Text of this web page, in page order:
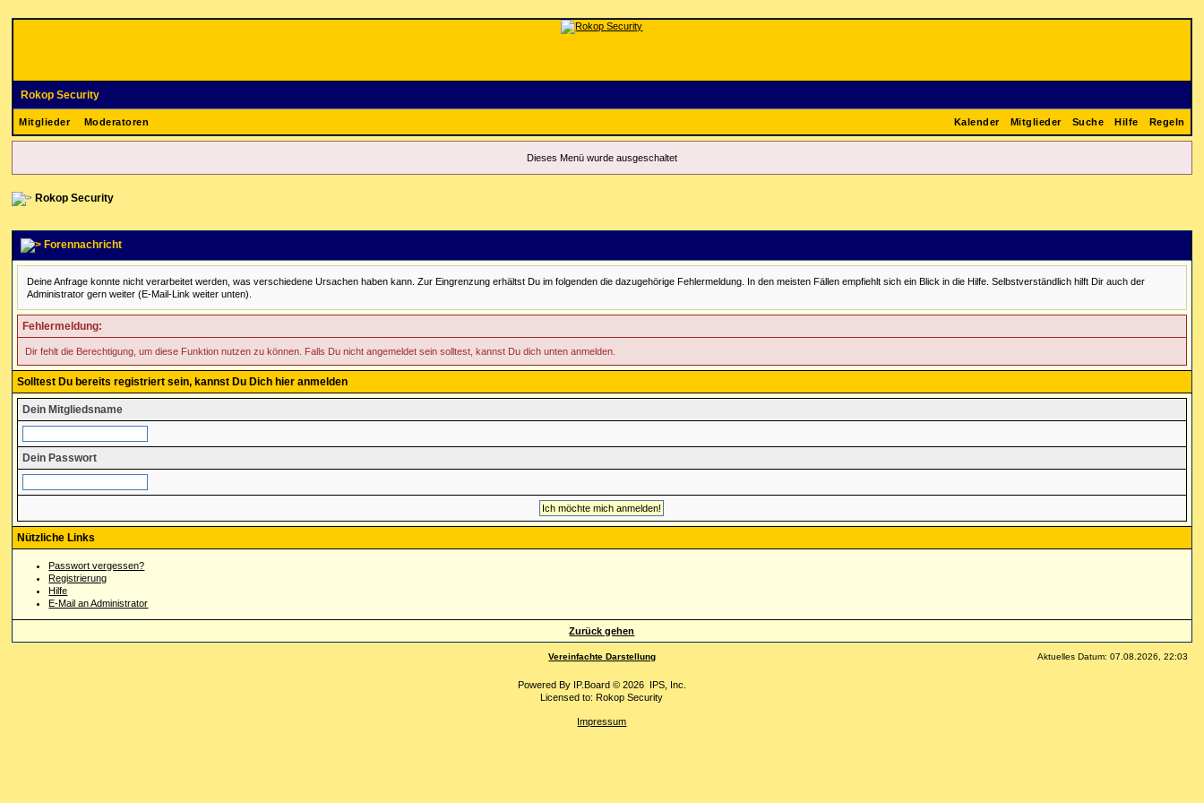
Rokop Security
Mitglieder Moderatoren Regeln
Hilfe
Suche
Mitglieder
Kalender
Dieses Menü wurde ausgeschaltet
Rokop Security
Forennachricht
Deine Anfrage konnte nicht verarbeitet werden, was verschiedene Ursachen haben kann. Zur Eingrenzung erhältst Du im folgenden die dazugehörige Fehlermeldung. In den meisten Fällen empfiehlt sich ein Blick in die Hilfe. Selbstverständlich hilft Dir auch der
Administrator gern weiter (E-Mail-Link weiter unten).
Fehlermeldung:
Dir fehlt die Berechtigung, um diese Funktion nutzen zu können. Falls Du nicht angemeldet sein solltest, kannst Du dich unten anmelden.
Solltest Du bereits registriert sein, kannst Du Dich hier anmelden
Dein Mitgliedsname
Dein Passwort
Nützliche Links
Passwort vergessen?
Registrierung
Hilfe
E-Mail an Administrator
Zurück gehen
Vereinfachte Darstellung Aktuelles Datum: 07.08.2026, 22:03
Powered By IP.Board© 2026 IPS, Inc
Licensed to: Rokop Security
Impressum